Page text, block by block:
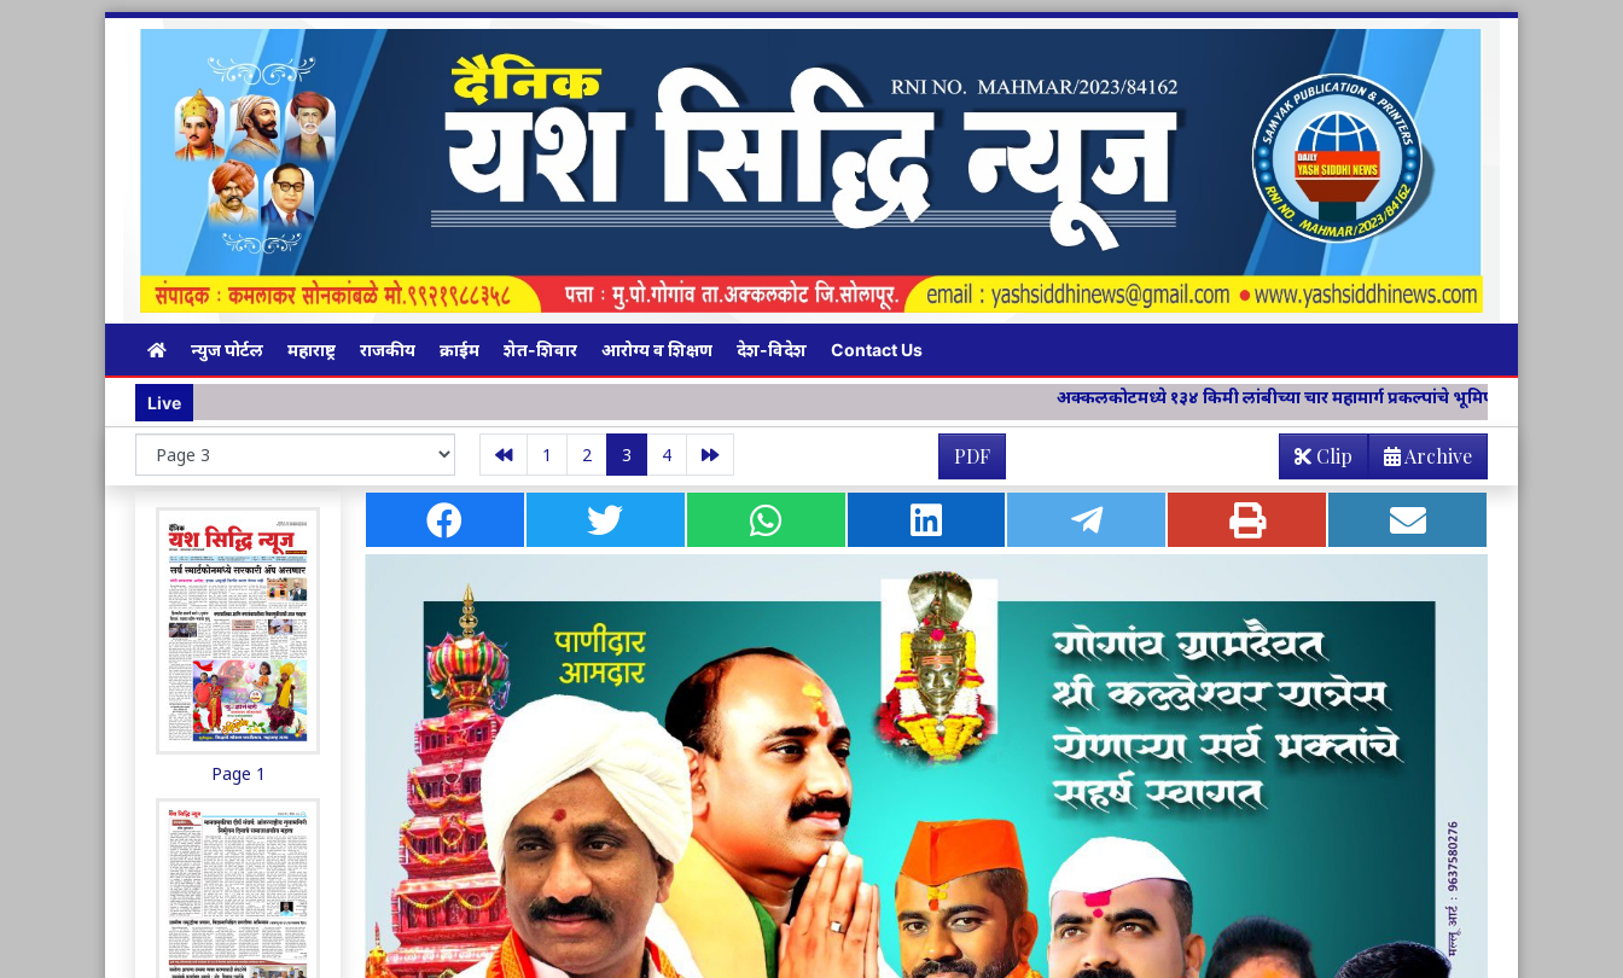
न्युज पोर्टल महाराष्ट्र राजकीय क्राईम शेत-शिवार आरोग्य व शिक्षण देश-विदेश Contact Us
Live अक्कलकोटमध्ये १३४ किमी लांबीच्या चार महामार्ग प्रकल्पांचे भूमिपूजन विवेक विचार मंच जिल्हा
1 2 3 4 PDF Archive
Clip
Page 1